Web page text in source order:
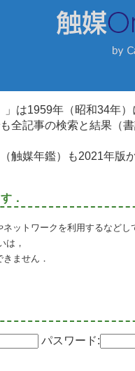
」は1959年（昭和34年
全記事の検索と結果（
触媒年鑑）も2021年
．
ットワークを利用するなど
は，
ません．
パスワード: